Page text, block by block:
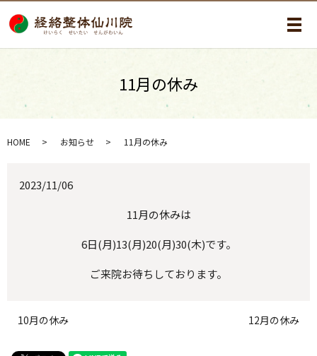
メ
11月の休み
HOME お知らせ 11月の休み
2023/11/06
11月の休みは
6日(月)13(月)20(月)30(木)です。
ご来院お待ちしております。
10月の休み 12月の休み